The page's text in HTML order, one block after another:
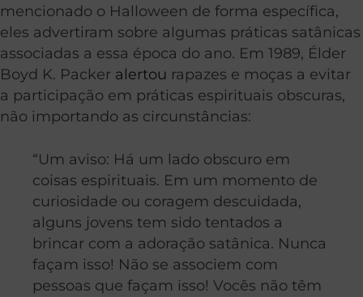
mencionado o Halloween de forma específica,
eles advertiram sobre algumas práticas satânicas
associadas a essa época do ano. Em 1989, Élder
Boyd K. Packer alertou rapazes e moças a evitar
a participação em práticas espirituais obscuras,
não importando as circunstâncias:
“Um aviso: Há um lado obscuro em
coisas espirituais. Em um momento de
curiosidade ou coragem descuidada,
alguns jovens tem sido tentados a
brincar com a adoração satânica. Nunca
façam isso! Não se associem com
pessoas que façam isso! Vocês não têm